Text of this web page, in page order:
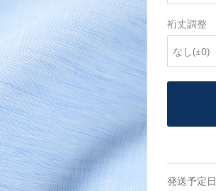
裄丈調整
発送予定日